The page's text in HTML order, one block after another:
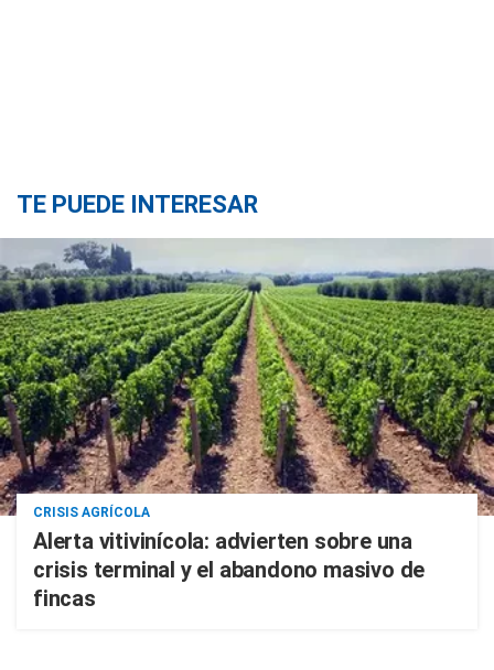
TE PUEDE INTERESAR
CRISIS AGRÍCOLA
Alerta vitivinícola: advierten sobre una
crisis terminal y el abandono masivo de
fincas